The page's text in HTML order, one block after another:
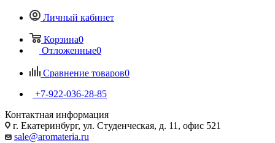
Личный кабинет
Корзина0
Отложенные0
Сравнение товаров0
+7-922-036-28-85
Контактная информация
г. Екатеринбург, ул. Студенческая, д. 11, офис 521
sale@aromateria.ru